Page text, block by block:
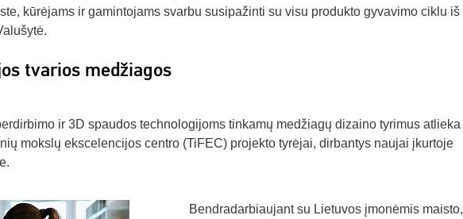
kūrėjams ir gamintojams svarbu susipažinti su visu produkto gyvavimo ciklu iš
tvarios medžiagos
ir 3D spaudos technologijoms tinkamų medžiagų dizaino tyrimus atlieka
mokslų ekscelencijos centro (TiFEC) projekto tyrėjai, dirbantys naujai įkurtoje
Bendradarbiaujant su Lietuvos įmonėmis maisto,